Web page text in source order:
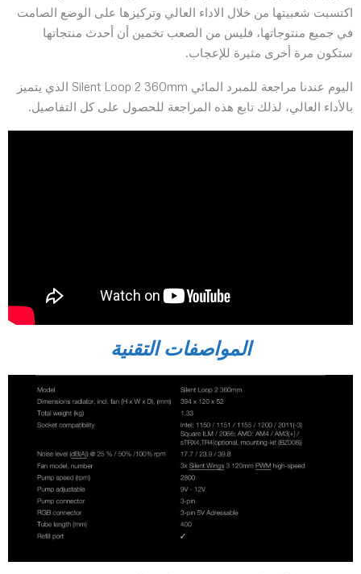
اكتسبت شعبيتها من خلال الاداء العالي وتركيزها على الوضع الصامت
في جميع منتوجاتها، فليس من الصعب تخمين أن أحدث منتجاتها
ستكون مرة أخرى مثيرة للإعجاب.
اليوم عندنا مراجعة للمبرد المائي Silent Loop 2 360mm الذي يتميز
بالأداء العالي، لذلك تابع هذه المراجعة للحصول على كل التفاصيل.
المواصفات التقنية